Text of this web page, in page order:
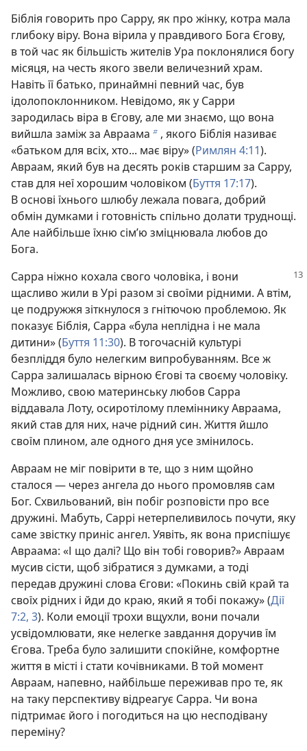
Біблія говорить про Сарру, як про жінку, котра мала
глибоку віру. Вона вірила у правдивого Бога Єгову,
в той час як більшість жителів Ура поклонялися богу
місяця, на честь якого звели величезний храм.
Навіть її батько, принаймні певний час, був
ідолопоклонником. Невідомо, як у Сарри
зародилась віра в Єгову, але ми знаємо, що вона
вийшла заміж за Авраама b , якого Біблія називає
«батьком для всіх, хто... має віру» (Римлян 4:11).
Авраам, який був на десять років старшим за Сарру,
став для неї хорошим чоловіком (Буття 17:17).
В основі їхнього шлюбу лежала повага, добрий
обмін думками і готовність спільно долати труднощі.
Але найбільше їхню сім’ю зміцнювала любов до
Бога.
Сарра ніжно кохала свого чоловіка, і вони
щасливо жили в Урі разом зі своїми рідними. А втім,
це подружжя зіткнулося з гнітючою проблемою. Як
показує Біблія, Сарра «була неплідна і не мала
дитини» (Буття 11:30). В тогочасній культурі
безпліддя було нелегким випробуванням. Все ж
Сарра залишалась вірною Єгові та своєму чоловіку.
Можливо, свою материнську любов Сарра
віддавала Лоту, осиротілому племіннику Авраама,
який став для них, наче рідний син. Життя йшло
своїм плином, але одного дня усе змінилось.
Авраам не міг повірити в те, що з ним щойно
сталося — через ангела до нього промовляв сам
Бог. Схвильований, він побіг розповісти про все
дружині. Мабуть, Саррі нетерпеливилось почути, яку
саме звістку приніс ангел. Уявіть, як вона приспішує
Авраама: «І що далі? Що він тобі говорив?» Авраам
мусив сісти, щоб зібратися з думками, а тоді
передав дружині слова Єгови: «Покинь свій край та
своїх рідних і йди до краю, який я тобі покажу» (Дії
7:2, 3). Коли емоції трохи вщухли, вони почали
усвідомлювати, яке нелегке завдання доручив їм
Єгова. Треба було залишити спокійне, комфортне
життя в місті і стати кочівниками. В той момент
Авраам, напевно, найбільше переживав про те, як
на таку перспективу відреагує Сарра. Чи вона
підтримає його і погодиться на цю несподівану
переміну?